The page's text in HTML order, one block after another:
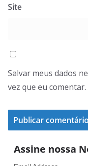
Site
Salvar meus dados
vez que eu comentar.
Assine nossa